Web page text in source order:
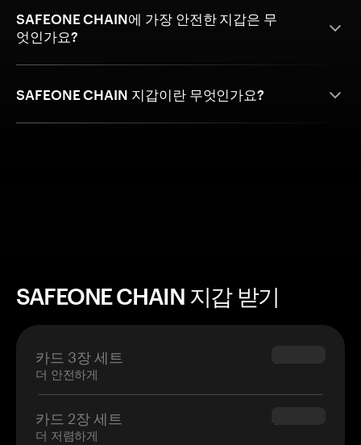
SAFEONE CHAIN에 가장 안전한 지갑은 무
엇인가요?
SAFEONE CHAIN 지갑이란 무엇인가요?
SAFEONE CHAIN 지갑 받기
카드 3장 세트
더 안전하게
$69.90
카드 2장 세트
더 저렴하게
$54.90